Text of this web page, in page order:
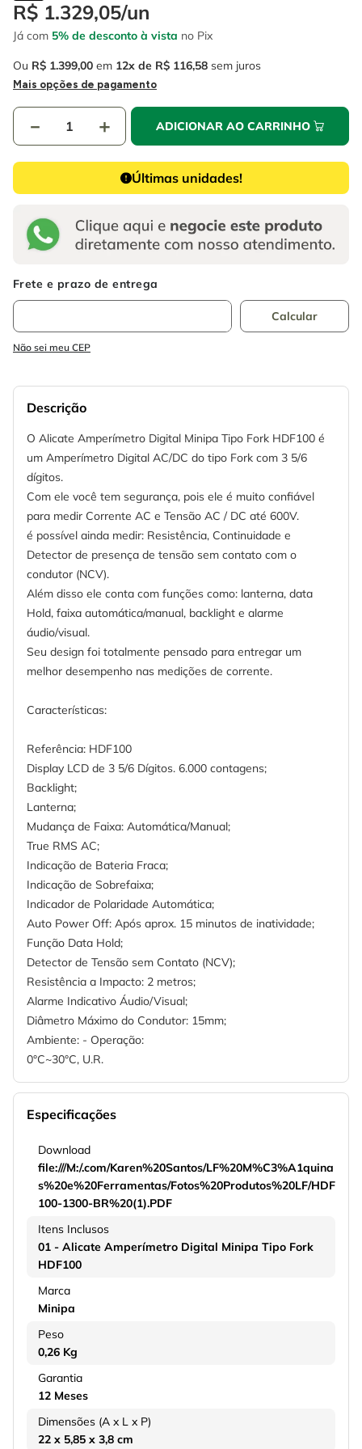
R$ 1.329,05/un
Já com 5% de desconto à vista no Pix
Ou R$ 1.399,00 em 12 R$ 116,58 sem juros
Mais opções de pagamento
＋
－ ADICIONAR AO CARRINHO
Últimas unidades!
Não sei meu CEP
Descrição
O Alicate Amperímetro Digital Minipa Tipo Fork HDF100 é
um Amperímetro Digital AC/DC do tipo Fork com 3 5/6
dígitos.
Com ele você tem segurança, pois ele é muito confiável
para medir Corrente AC e Tensão AC / DC até 600V.
é possível ainda medir: Resistência, Continuidade e
Detector de presença de tensão sem contato com o
condutor (NCV).
Além disso ele conta com funções como: lanterna, data
Hold, faixa automática/manual, backlight e alarme
áudio/visual.
Seu design foi totalmente pensado para entregar um
melhor desempenho nas medições de corrente.
Características:
Referência: HDF100
Display LCD de 3 5/6 Dígitos. 6.000 contagens;
Backlight;
Lanterna;
Mudança de Faixa: Automática/Manual;
True RMS AC;
Indicação de Bateria Fraca;
Indicação de Sobrefaixa;
Indicador de Polaridade Automática;
Auto Power Off: Após aprox. 15 minutos de inatividade;
Função Data Hold;
Detector de Tensão sem Contato (NCV);
Resistência a Impacto: 2 metros;
Alarme Indicativo Áudio/Visual;
Diâmetro Máximo do Condutor: 15mm;
Ambiente: - Operação:
0°C~30°C, U.R.
Especificações
Download
file:///M:/.com/Karen%20Santos/LF%20M%C3%A1quina
s%20e%20Ferramentas/Fotos%20Produtos%20LF/HDF
100-1300-BR%20(1).PDF
Itens Inclusos
01 - Alicate Amperímetro Digital Minipa Tipo Fork
HDF100
Marca
Minipa
Peso
0,26 Kg
Garantia
12 Meses
Dimensões (A x L x P)
22 x 5,85 x 3,8 cm
6 fio
7º chave impacto
8º disco corte
serra copo
º escada
º serra circular
º fio
disco corte
º cabo flexivel
10º serra copo